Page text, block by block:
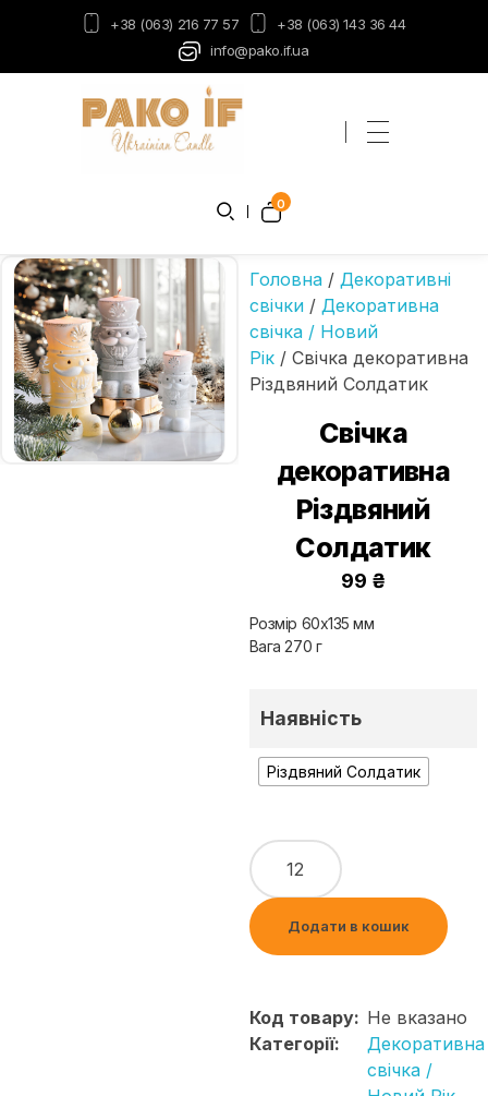
+38 (063) 216 77 57
+38 (063) 143 36 44
info@pako.if.ua
0
Головна/ Декоративні
свічки/ Декоративна
свічка / Новий
Рік/ Свічка декоративна
Різдвяний Солдатик
Свічка
декоративна
Різдвяний
Солдатик
99 ₴
Розмір 60х135 мм
Вага 270 г
Наявність
Різдвяний Солдатик
Додати в кошик
Код товару: Не вказано
Категорії:
Декоративна
свічка /